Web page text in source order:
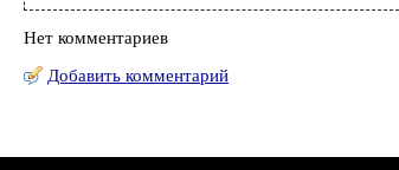
Нет комментариев
Добавить комментарий